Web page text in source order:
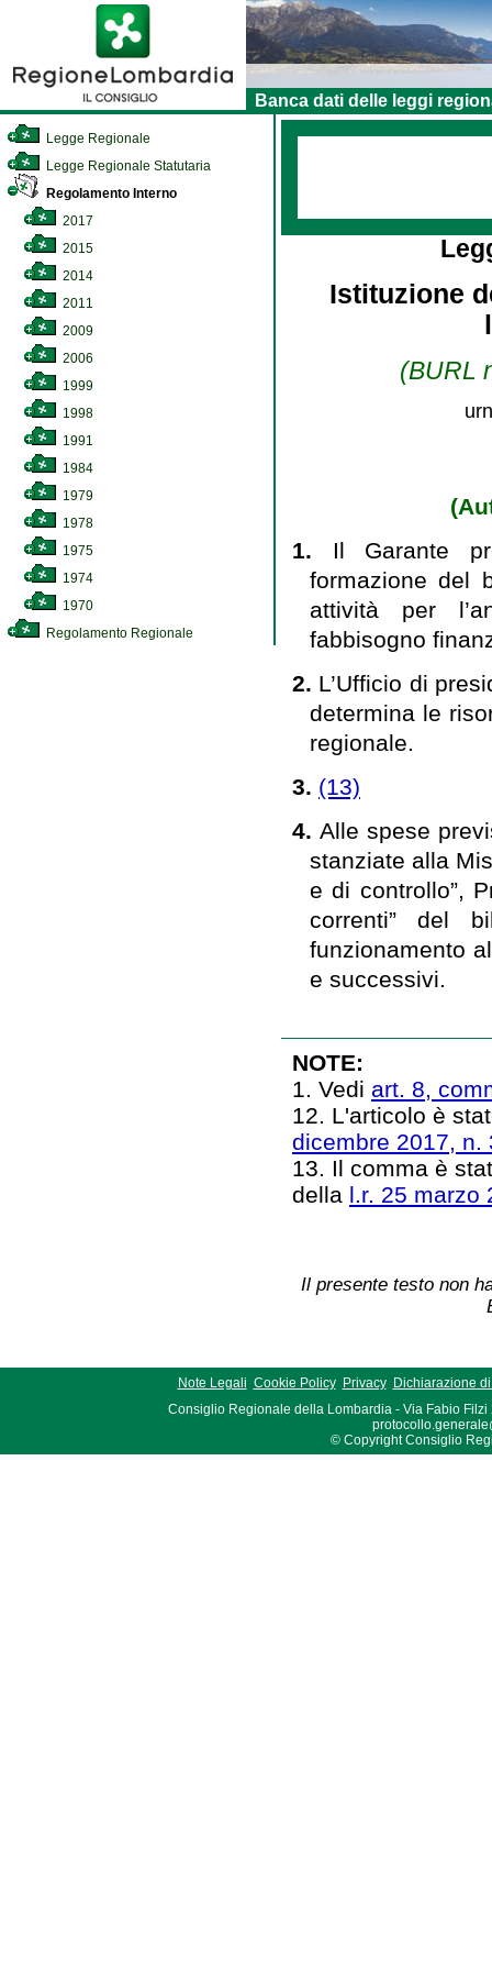
Banca dati delle leggi
Legge Regionale
Legge Regionale Statutaria
Regolamento Interno
2017
2015
2014
2011
2009
2006
1999
1998
1991
1984
1979
1978
1975
1974
1970
Regolamento Regionale
Istituzione
(BURL
1.
Il Garante
formazione del
attività per
fabbisogno
2. L’Ufficio di
determina le
regionale.
3. (13)
4. Alle spese
stanziate alla
e di controllo”,
correnti” del
funzionamento
e successivi.
NOTE:
1. Vedi art. 8,
12. L'articolo è
dicembre 2017, n.
13. Il comma è
della l.r. 25 marzo
Il presente testo non
Note Legali Cookie Policy Privacy
Dichiarazione
Consiglio Regionale della Lombardia - Via Fabio Filzi
© Copyright Consiglio